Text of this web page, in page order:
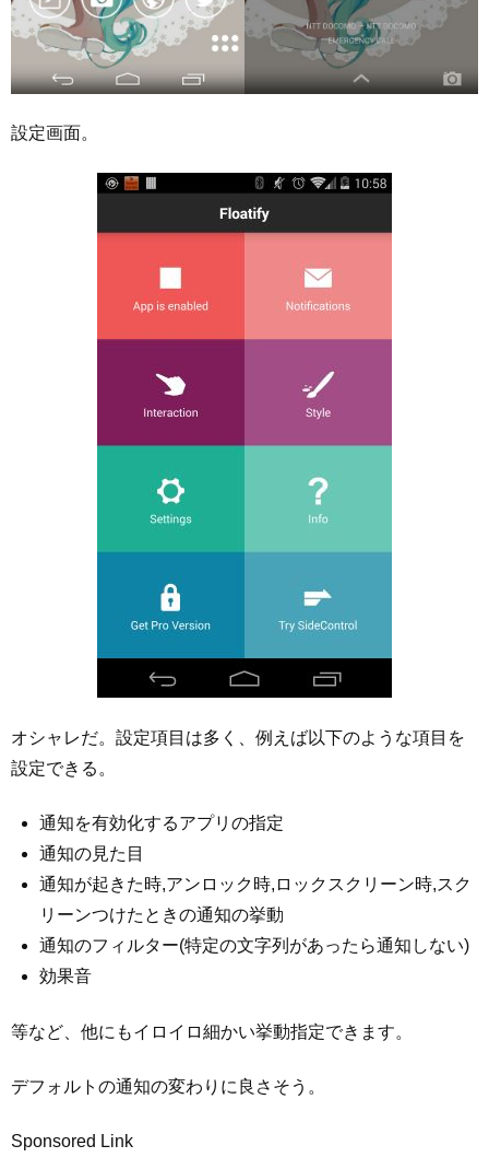
設定画面。
オシャレだ。設定項目は多く、例えば以下のような項目を
設定できる。
通知を有効化するアプリの指定
通知の見た目
通知が起きた時,アンロック時,ロックスクリーン時,スク
リーンつけたときの通知の挙動
通知のフィルター(特定の文字列があったら通知しない)
効果音
等など、他にもイロイロ細かい挙動指定できます。
デフォルトの通知の変わりに良さそう。
Sponsored Link